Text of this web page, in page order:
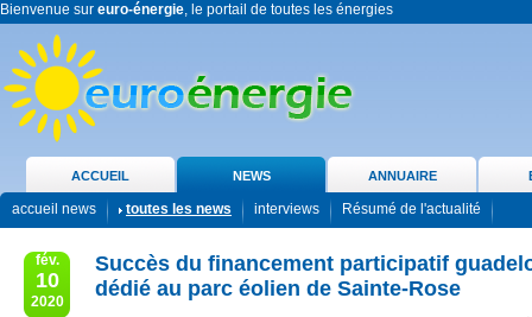
Bienvenue sur euro-énergie, le portail de toutes les énergies
ACCUEIL NEWS ANNUAIRE
accueil news toutes les news interviews Résumé de l'actualité
fév.
10
2020
Succès du financement participatif
dédié au parc éolien de Sainte-Rose